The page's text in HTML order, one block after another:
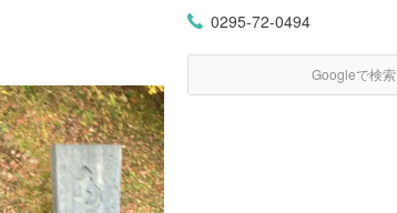
0295-72-0494
Googleで検索